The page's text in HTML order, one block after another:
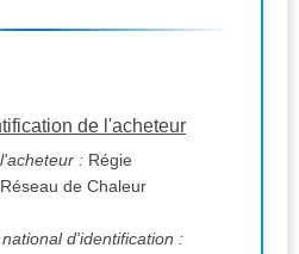
de l'acheteur
: Régie
de Chaleur
d'identification :